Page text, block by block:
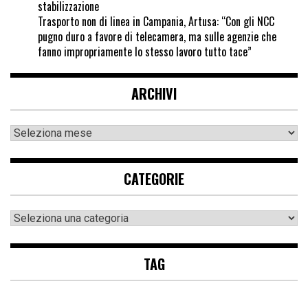
stabilizzazione
Trasporto non di linea in Campania, Artusa: “Con gli NCC
pugno duro a favore di telecamera, ma sulle agenzie che
fanno impropriamente lo stesso lavoro tutto tace”
ARCHIVI
CATEGORIE
TAG